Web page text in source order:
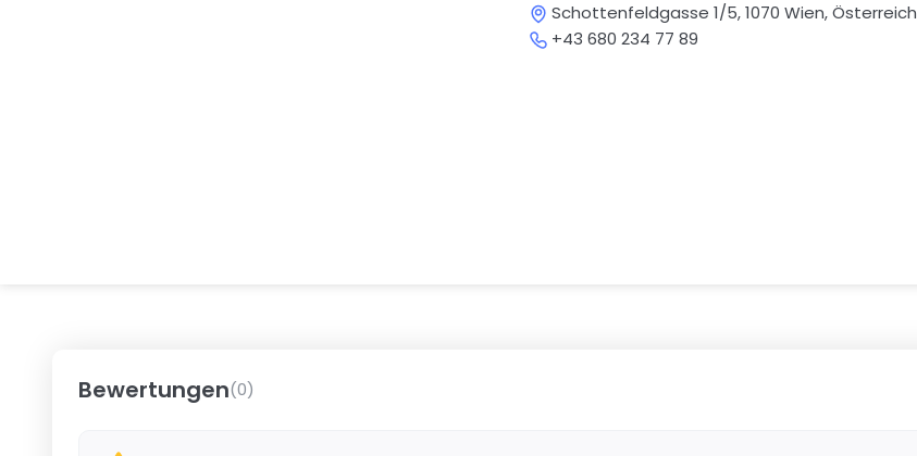
Schottenfeldgasse 1/5, 1070 Wien, Österreich
+43 680 234 77 89
Bewertungen(0)